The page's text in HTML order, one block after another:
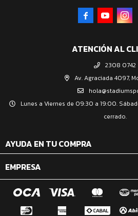
ATENCIÓN AL
2308 0742
Av. Agraciada 4097,
Lunes a Viernes de 09:30 a 19:00.
cerrado.
AYUDA EN TU COMPRA
EMPRESA
  